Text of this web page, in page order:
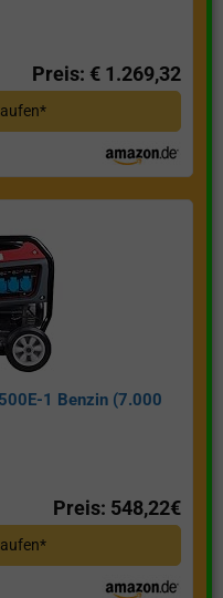
Preis: € 1.269,32
1 Benzin (7.000
Preis: 548,22€